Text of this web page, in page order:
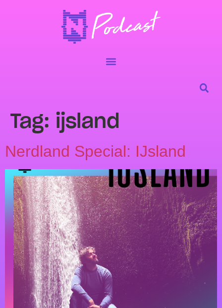
Tag: ijsland
Nerdland Special: IJsland